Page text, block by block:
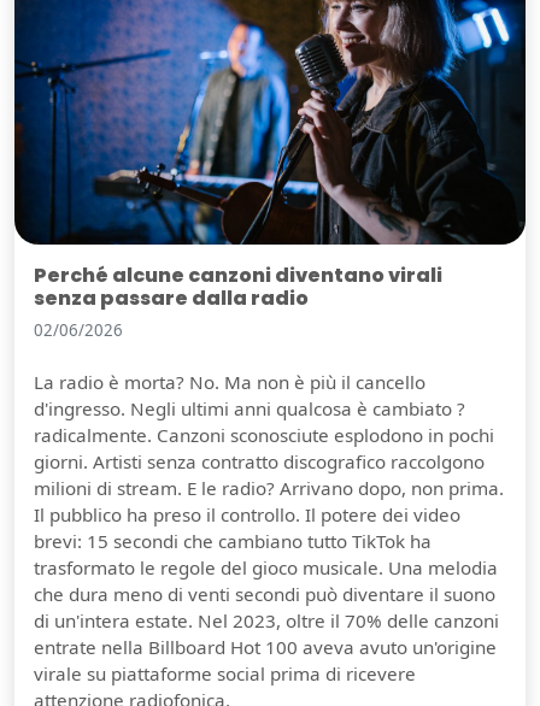
Perché alcune canzoni diventano virali
senza passare dalla radio
02/06/2026
La radio è morta? No. Ma non è più il cancello
d'ingresso. Negli ultimi anni qualcosa è cambiato ?
radicalmente. Canzoni sconosciute esplodono in pochi
giorni. Artisti senza contratto discografico raccolgono
milioni di stream. E le radio? Arrivano dopo, non prima.
Il pubblico ha preso il controllo. Il potere dei video
brevi: 15 secondi che cambiano tutto TikTok ha
trasformato le regole del gioco musicale. Una melodia
che dura meno di venti secondi può diventare il suono
di un'intera estate. Nel 2023, oltre il 70% delle canzoni
entrate nella Billboard Hot 100 aveva avuto un'origine
virale su piattaforme social prima di ricevere
attenzione radiofonica.